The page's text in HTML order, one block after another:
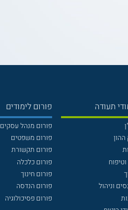
תעודה
וטיפוח
וניהול
פורום לימודים
פורום מנהל עסקים
פורום משפטים
פורום תקשורת
פורום כלכלה
פורום חינוך
פורום הנדסה
פורום פסיכולוגיה